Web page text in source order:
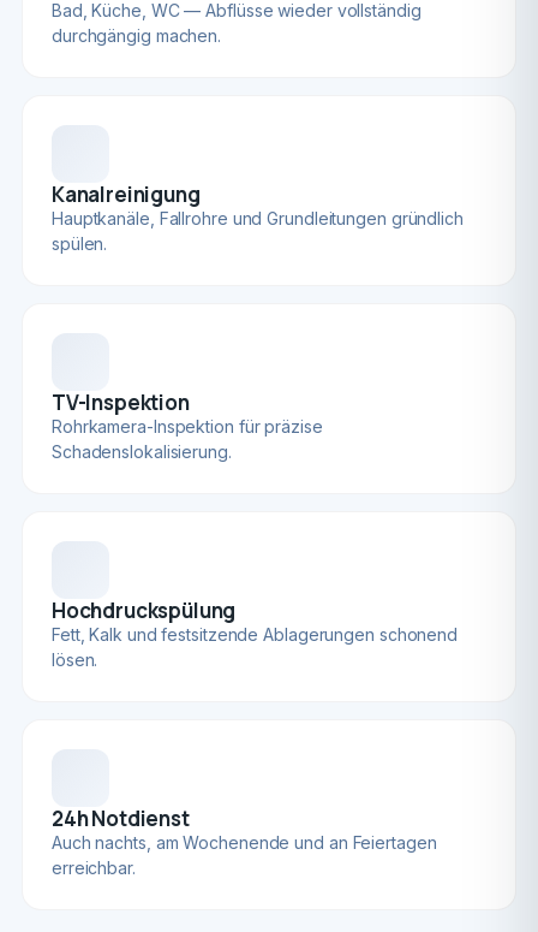
Bad, Küche, WC — Abflüsse wieder vollständig
durchgängig machen.
Kanalreinigung
Hauptkanäle, Fallrohre und Grundleitungen gründlich
spülen.
TV-Inspektion
Rohrkamera-Inspektion für präzise
Schadenslokalisierung.
Hochdruckspülung
Fett, Kalk und festsitzende Ablagerungen schonend
lösen.
24h Notdienst
Auch nachts, am Wochenende und an Feiertagen
erreichbar.